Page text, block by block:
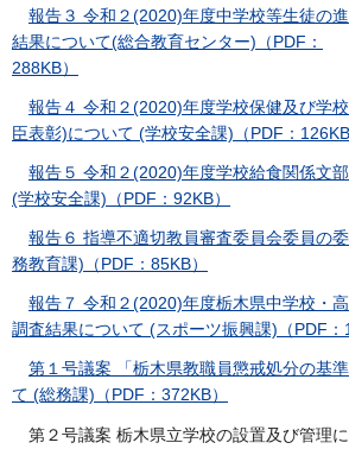
報告３ 令和２(2020)年度中学校等生徒の
結果について(総合教育センター)（PDF：
288KB）
報告４ 令和２(2020)年度学校保健及び学
臣表彰)について (学校安全課)（PDF：126KB
報告５ 令和２(2020)年度学校給食関係文
(学校安全課)（PDF：92KB）
報告６ 指導不適切教員審査委員会委員の
務教育課)（PDF：85KB）
報告７ 令和２(2020)年度栃木県中学校・
調査結果について (スポーツ振興課)（PDF：
第１号議案 「栃木県教職員懲戒処分の基
て (総務課)（PDF：372KB）
第２号議案 栃木県立学校の設置及び管理